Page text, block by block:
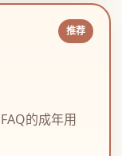
的成年用